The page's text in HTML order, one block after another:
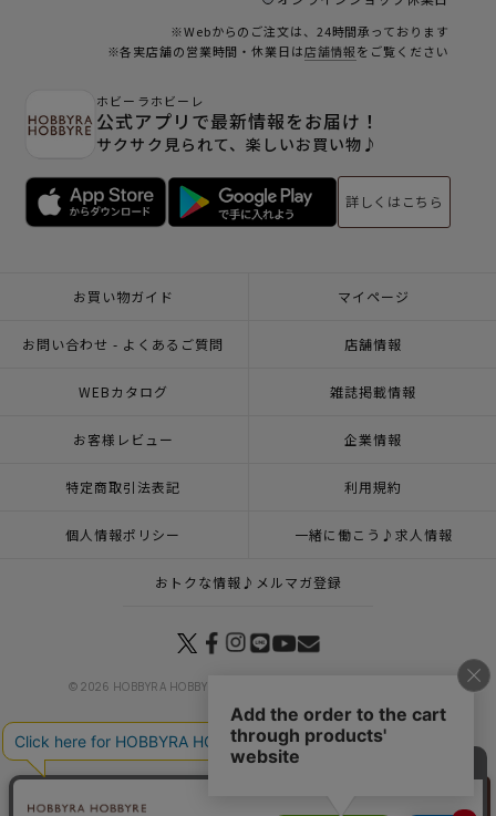
※Webからのご注文は、24時間承っております
※各実店舗の営業時間・休業日は店舗情報をご覧ください
ホビーラホビーレ
公式アプリで最新情報をお届け！
サクサク見られて、楽しいお買い物♪
詳しくはこちら
お買い物ガイド マイページ
お問い合わせ - よくあるご質問 店舗情報
WEBカタログ 雑誌掲載情報
お客様レビュー 企業情報
特定商取引法表記 利用規約
個人情報ポリシー 一緒に働こう♪求人情報
おトクな情報♪メルマガ登録
© 2026 HOBBYRA HOBBYRE CORPORATION ALL Rights Reserved
トップページ 登録 刺し子 CUBE×CUBEセット